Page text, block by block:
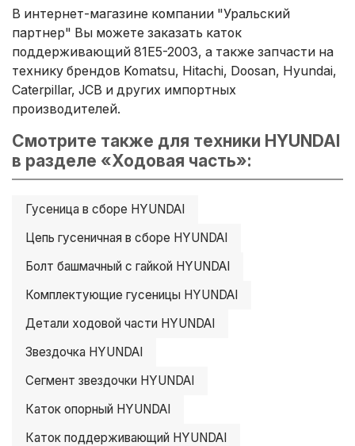
В интернет-магазине компании "Уральский
партнер" Вы можете заказать каток
поддерживающий 81E5-2003, а также запчасти на
технику брендов Komatsu, Hitachi, Doosan, Hyundai,
Caterpillar, JCB и других импортных
производителей.
Смотрите также для техники HYUNDAI
в разделе «Ходовая часть»:
Гусеница в сборе HYUNDAI
Цепь гусеничная в сборе HYUNDAI
Болт башмачный с гайкой HYUNDAI
Комплектующие гусеницы HYUNDAI
Детали ходовой части HYUNDAI
Звездочка HYUNDAI
Сегмент звездочки HYUNDAI
Каток опорный HYUNDAI
Каток поддерживающий HYUNDAI